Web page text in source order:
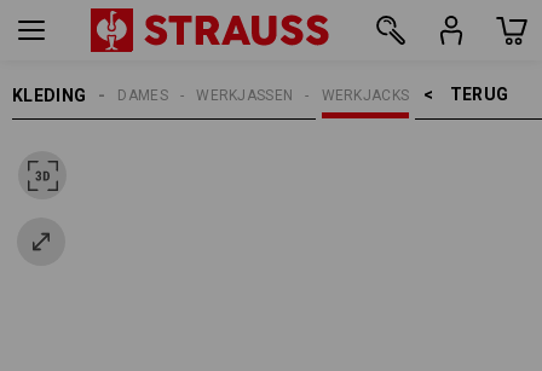
KLEDING TERUG    >
WERKJACKS
WERKJASSEN
DAMES